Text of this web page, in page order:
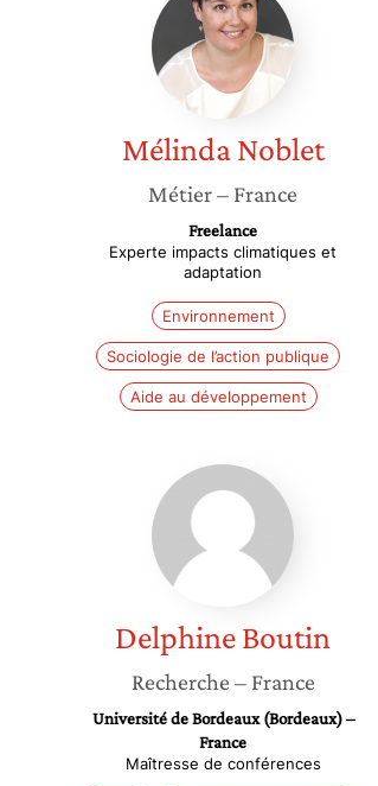
Noblet
Mélinda Noblet
Métier– France
Freelance
Experte impacts climatiques et
adaptation
Environnement
Sociologie de l’action publique
Aide au développement
Delphine
Boutin
DelphineBoutin
Recherche – France
Université de Bordeaux (Bordeaux) –
France
Maîtresse de conférences